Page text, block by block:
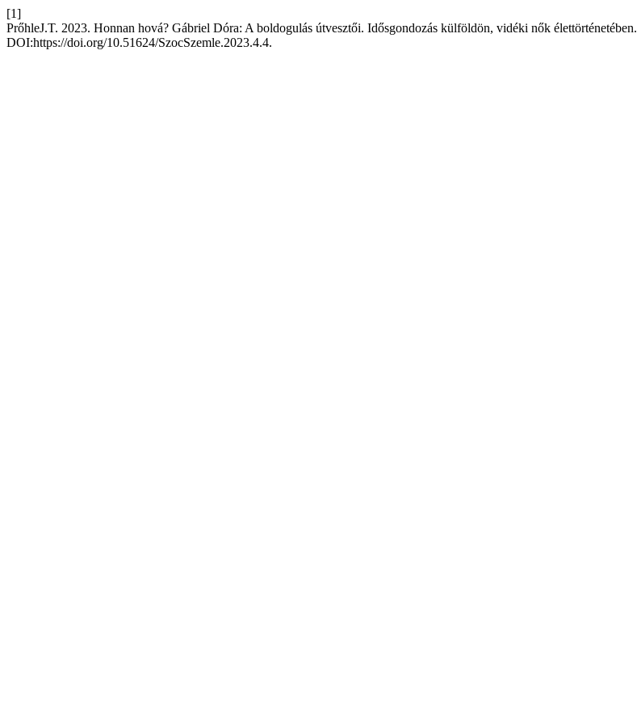
[1]
PrőhleJ.T. 2023. Honnan hová? Gábriel Dóra: A boldogulás útvesztői. Idősgondozás külföldön, vidéki nők élettörténetében.
DOI:https://doi.org/10.51624/SzocSzemle.2023.4.4.